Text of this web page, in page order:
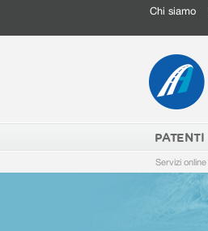
Chi siamo
PATENTI
Servizi online